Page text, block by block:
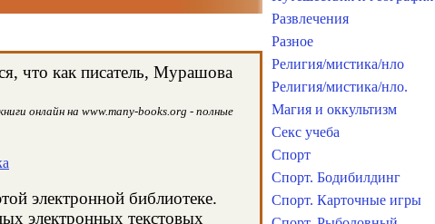
что как писатель, Мурашова
онлайн на www.many-books.org - полные
электронной библиотеке.
электронных текстовых
Развлечения
Разное
Религия/мистика/нло
Религия/мистика/нло.
Магия и оккультизм
Секс учеба
Спорт
Спорт. Бодибилдинг
Спорт. Карточные игры